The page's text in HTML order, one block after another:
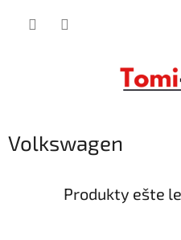
Volkswagen
Produkty ešte